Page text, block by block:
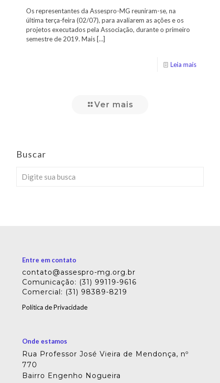
Os representantes da Assespro-MG reuniram-se, na
última terça-feira (02/07), para avaliarem as ações e os
projetos executados pela Associação, durante o primeiro
semestre de 2019. Mais […]
Leia mais
Ver mais
Buscar
Entre em contato
contato@assespro-mg.org.br
Comunicação: (31) 99119-9616
Comercial: (31) 98389-8219
Política de Privacidade
Onde estamos
Rua Professor José Vieira de Mendonça, nº
770
Bairro Engenho Nogueira